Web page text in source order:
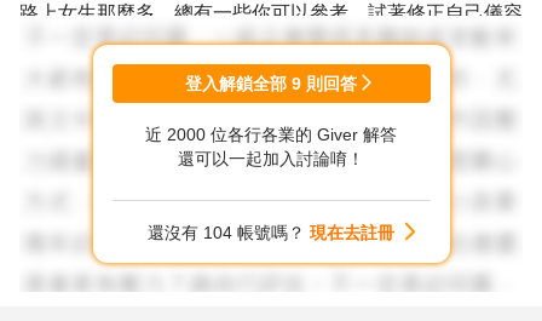
路上女生那麼多，總有一些你可以參考，試著修正自己儀容
及穿搭建議，生活會更精彩。
登入解鎖全部 9 則回答
近 2000 位各行各業的 Giver 解答
還可以一起加入討論唷！
還沒有 104 帳號嗎？ 現在去註冊